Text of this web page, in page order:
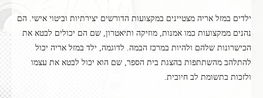
ילדים במזל אריה מצטיינים במקצועות הדורשים יצירתיות וביטוי אישי. הם
נהנים ממקצועות כמו אמנות, מוזיקה ותיאטרון, שם הם יכולים לבטא את
הכישרונות שלהם ולהיות במרכז הבמה. לדוגמה, ילד במזל אריה יכול
להתלהב מהשתתפות בהצגת בית הספר, שם הוא יכול לבטא את עצמו
ולזכות בתשומת לב חיובית.